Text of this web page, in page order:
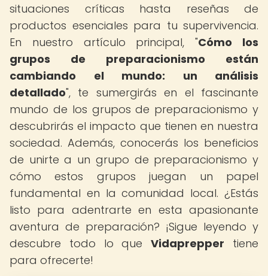
situaciones críticas hasta reseñas de
productos esenciales para tu supervivencia.
En nuestro artículo principal, "Cómo los
grupos de preparacionismo están
cambiando el mundo: un análisis
detallado", te sumergirás en el fascinante
mundo de los grupos de preparacionismo y
descubrirás el impacto que tienen en nuestra
sociedad. Además, conocerás los beneficios
de unirte a un grupo de preparacionismo y
cómo estos grupos juegan un papel
fundamental en la comunidad local. ¿Estás
listo para adentrarte en esta apasionante
aventura de preparación? ¡Sigue leyendo y
descubre todo lo queVidaprepper tiene
para ofrecerte!